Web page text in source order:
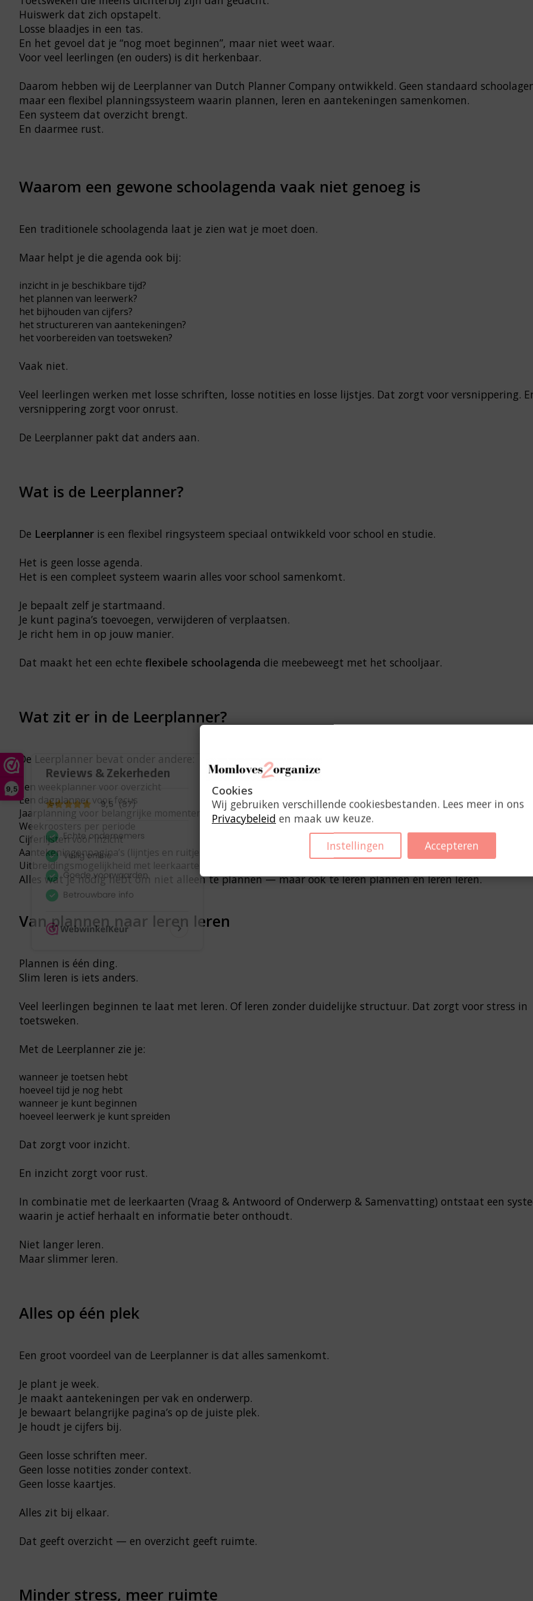
9,5
Huiswerk dat zich opstapelt.
Losse blaadjes in een tas.
En het gevoel dat je “nog moet beginnen”, maar niet weet waar.
Voor veel leerlingen (en ouders) is dit herkenbaar.
Daarom hebben wij de Leerplanner van Dutch Planner Company ontwikkeld. Geen standaard
maar een flexibel planningssysteem waarin plannen, leren en aantekeningen samenkomen.
Een systeem dat overzicht brengt.
En daarmee rust.
Waarom een gewone schoolagenda vaak niet genoeg is
Een traditionele schoolagenda laat je zien wat je moet doen.
Maar helpt je die agenda ook bij:
inzicht in je beschikbare tijd?
het plannen van leerwerk?
het bijhouden van cijfers?
het structureren van aantekeningen?
het voorbereiden van toetsweken?
Vaak niet.
Veel leerlingen werken met losse schriften, losse notities en losse lijstjes. Dat zorgt voor versnippering.
versnippering zorgt voor onrust.
De Leerplanner pakt dat anders aan.
Wat is de Leerplanner?
De Leerplanner is een flexibel ringsysteem speciaal ontwikkeld voor school en studie.
Het is geen losse agenda.
Het is een compleet systeem waarin alles voor school samenkomt.
Je bepaalt zelf je startmaand.
Je kunt pagina’s toevoegen, verwijderen of verplaatsen.
Je richt hem in op jouw manier.
Dat maakt het een echte flexibele schoolagenda die meebeweegt met het schooljaar.
Wat zit er in de Leerplanner?
De Leerplanner bevat onder andere:
Een weekplanner voor overzicht
Een dagplanner voor focus
Jaarplanning voor belangrijke momenten
Weekroosters per periode
Cijferlijsten voor inzicht
Aantekeningenpagina’s (lijntjes en ruitjes)
Uitbreidingsmogelijkheid met leerkaarten
Alles wat je nodig hebt om niet alleen te plannen — maar ook te leren plannen én leren leren.
Van plannen naar leren leren
Plannen is één ding.
Slim leren is iets anders.
Veel leerlingen beginnen te laat met leren. Of leren zonder duidelijke structuur. Dat zorgt voor stress in
toetsweken.
Met de Leerplanner zie je:
wanneer je toetsen hebt
hoeveel tijd je nog hebt
wanneer je kunt beginnen
hoeveel leerwerk je kunt spreiden
Dat zorgt voor inzicht.
En inzicht zorgt voor rust.
In combinatie met de leerkaarten (Vraag & Antwoord of Onderwerp & Samenvatting) ontstaat een
waarin je actief herhaalt en informatie beter onthoudt.
Niet langer leren.
Maar slimmer leren.
Alles op één plek
Een groot voordeel van de Leerplanner is dat alles samenkomt.
Je plant je week.
Je maakt aantekeningen per vak en onderwerp.
Je bewaart belangrijke pagina’s op de juiste plek.
Je houdt je cijfers bij.
Geen losse schriften meer.
Geen losse notities zonder context.
Geen losse kaartjes.
Alles zit bij elkaar.
Dat geeft overzicht — en overzicht geeft ruimte.
Minder stress, meer ruimte
Cookies
Wij gebruiken verschillende cookiesbestanden. Lees meer in ons
Privacybeleid en maak uw keuze.
Instellingen
Accepteren